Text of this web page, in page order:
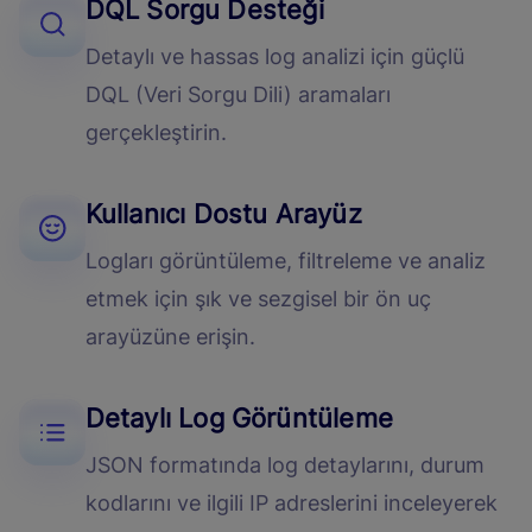
DQL Sorgu Desteği
Detaylı ve hassas log analizi için güçlü
DQL (Veri Sorgu Dili) aramaları
gerçekleştirin.
Kullanıcı Dostu Arayüz
Logları görüntüleme, filtreleme ve analiz
etmek için şık ve sezgisel bir ön uç
arayüzüne erişin.
Detaylı Log Görüntüleme
JSON formatında log detaylarını, durum
kodlarını ve ilgili IP adreslerini inceleyerek